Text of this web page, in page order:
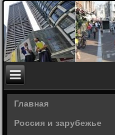
Главная
Россия и зарубежье